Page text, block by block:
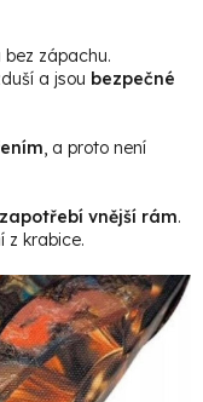
zápachu.
a jsou bezpečné
, a proto není
vnější rám.
z krabice.